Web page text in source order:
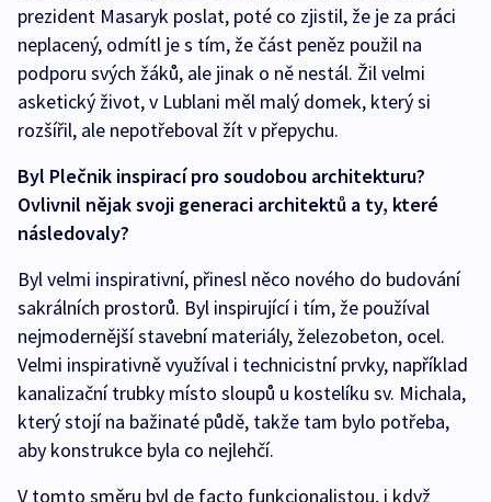
prezident Masaryk poslat, poté co zjistil, že je za práci
neplacený, odmítl je s tím, že část peněz použil na
podporu svých žáků, ale jinak o ně nestál. Žil velmi
asketický život, v Lublani měl malý domek, který si
rozšířil, ale nepotřeboval žít v přepychu.
Byl Plečnik inspirací pro soudobou architekturu?
Ovlivnil nějak svoji generaci architektů a ty, které
následovaly?
Byl velmi inspirativní, přinesl něco nového do budování
sakrálních prostorů. Byl inspirující i tím, že používal
nejmodernější stavební materiály, železobeton, ocel.
Velmi inspirativně využíval i technicistní prvky, například
kanalizační trubky místo sloupů u kostelíku sv. Michala,
který stojí na bažinaté půdě, takže tam bylo potřeba,
aby konstrukce byla co nejlehčí.
V tomto směru byl de facto funkcionalistou, i když